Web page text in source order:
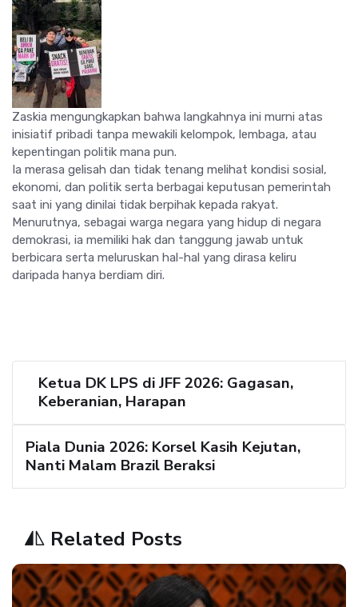
Zaskia mengungkapkan bahwa langkahnya ini murni atas
inisiatif pribadi tanpa mewakili kelompok, lembaga, atau
kepentingan politik mana pun.
Ia merasa gelisah dan tidak tenang melihat kondisi sosial,
ekonomi, dan politik serta berbagai keputusan pemerintah
saat ini yang dinilai tidak berpihak kepada rakyat.
Menurutnya, sebagai warga negara yang hidup di negara
demokrasi, ia memiliki hak dan tanggung jawab untuk
berbicara serta meluruskan hal-hal yang dirasa keliru
daripada hanya berdiam diri.
Ketua DK LPS di JFF 2026: Gagasan,
Keberanian, Harapan
Piala Dunia 2026: Korsel Kasih Kejutan,
Nanti Malam Brazil Beraksi
Related Posts